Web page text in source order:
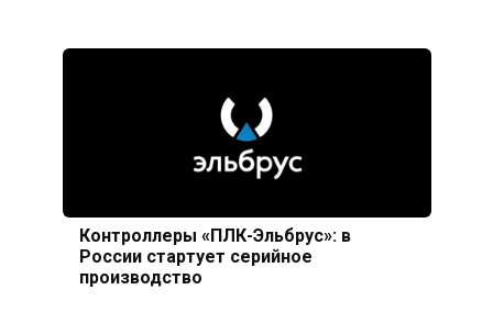
Контроллеры «ПЛК-Эльбрус»: в
России стартует серийное
производство